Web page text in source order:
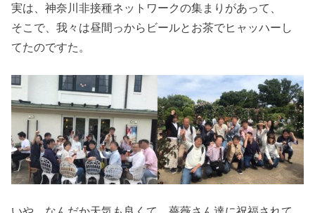
実は、神奈川非接種ネットワークの集まりがあって、
そこで、我々は昼間っからビールとお茶でヒャッハーし
てたのですた。